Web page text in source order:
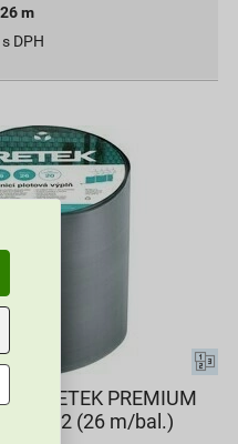
26 m
DPH
RETEK PREMIUM
7012 (26 m/bal.)